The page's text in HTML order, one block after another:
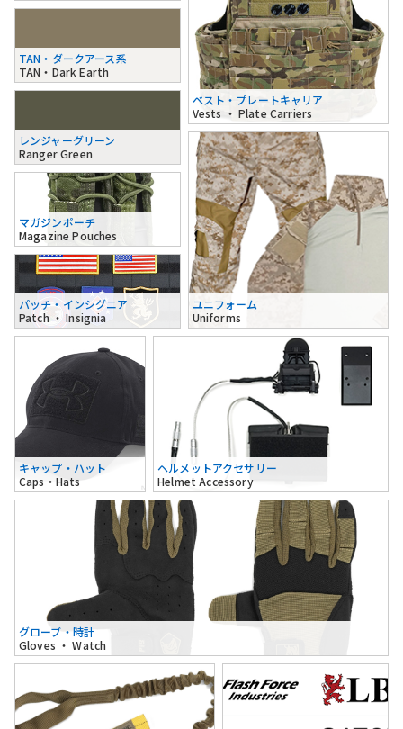
TAN・ダークアース系
TAN・Dark Earth
レンジャーグリーン
Ranger Green
ベスト・プレートキャリア
Vests ・ Plate Carriers
マガジンポーチ
Magazine Pouches
パッチ・インシグニア
Patch ・ Insignia
ユニフォーム
Uniforms
キャップ・ハット
Caps・Hats
ヘルメットアクセサリー
Helmet Accessory
グローブ・時計
Gloves ・ Watch